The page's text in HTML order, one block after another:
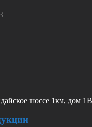
шоссе 1км, дом 1В